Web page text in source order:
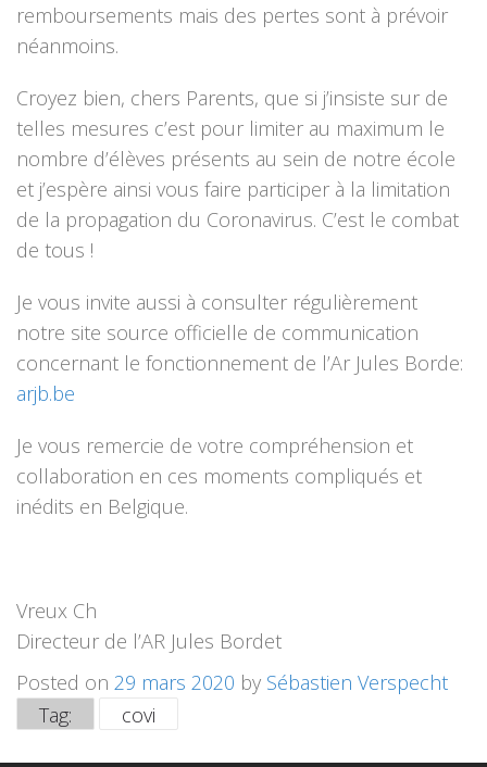
remboursements mais des pertes sont à prévoir
néanmoins.
Croyez bien, chers Parents, que si j’insiste sur de
telles mesures c’est pour limiter au maximum le
nombre d’élèves présents au sein de notre école
et j’espère ainsi vous faire participer à la limitation
de la propagation du Coronavirus. C’est le combat
de tous !
Je vous invite aussi à consulter régulièrement
notre site source officielle de communication
concernant le fonctionnement de l’Ar Jules Borde:
arjb.be
Je vous remercie de votre compréhension et
collaboration en ces moments compliqués et
inédits en Belgique.
Vreux Ch
Directeur de l’AR Jules Bordet
Posted on 29 mars 2020 by Sébastien Verspecht
Tag:
covi